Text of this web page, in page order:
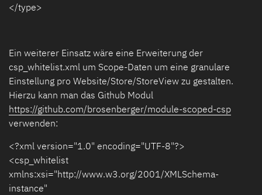
</type>
Ein weiterer Einsatz wäre eine Erweiterung der
csp_whitelist.xml um Scope-Daten um eine granulare
Einstellung pro Website/Store/StoreView zu gestalten.
Hierzu kann man das Github Modul
https://github.com/brosenberger/module-scoped-csp
verwenden:
<?xml version="1.0" encoding="UTF-8"?>
<csp_whitelist
xmlns:xsi="http://www.w3.org/2001/XMLSchema-
instance"